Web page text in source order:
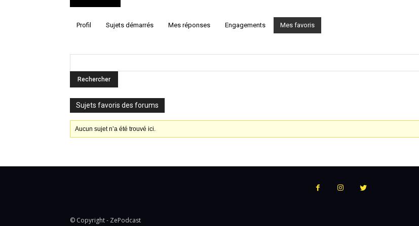
l'actualité
du
Profil Sujets démarrés Mes réponses Engagements Mes favoris
Sujets favoris des forums
Aucun sujet n’a été trouvé ici.
© Copyright - ZePodcast